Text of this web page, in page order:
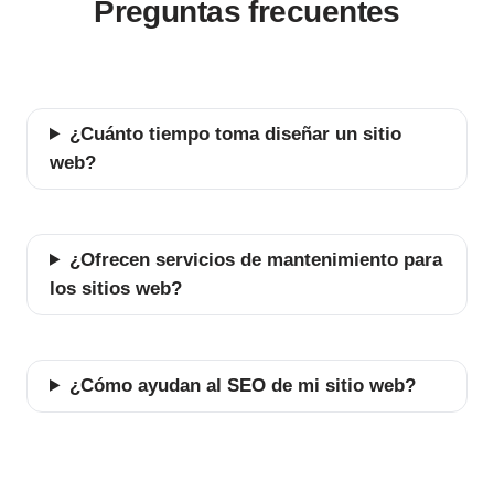
Preguntas frecuentes
¿Cuánto tiempo toma diseñar un sitio
web?
¿Ofrecen servicios de mantenimiento para
los sitios web?
¿Cómo ayudan al SEO de mi sitio web?